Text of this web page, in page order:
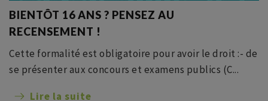
BIENTÔT 16 ANS ? PENSEZ AU
RECENSEMENT !
Cette formalité est obligatoire pour avoir le droit :- de
se présenter aux concours et examens publics (C...
Lire la suite